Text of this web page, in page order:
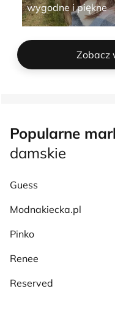
wygodne i piękne
Zobacz
Popularne
damskie
Guess
Modnakiecka.pl
Pinko
Renee
Reserved